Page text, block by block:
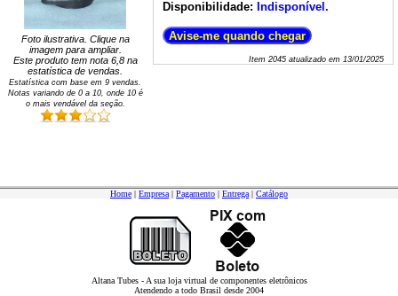
Foto ilustrativa. Clique na
imagem para ampliar.
Este produto tem nota 6,8na
estatística de vendas.
Estatística com base em 9 vendas.
Notas variando de 0a 10, onde 10 é
o mais vendável da seção.
Disponibilidade: Indisponível.
Item 2045atualizado em 13/01/2025
Home | Empresa | Pagamento | Entrega | Catálogo
Altana Tubes - A sua loja virtual de componentes eletrônicos
Atendendo a todo Brasil desde 2004